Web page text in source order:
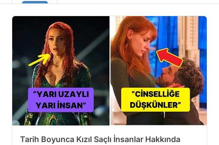
Tarih Boyunca Kızıl Saçlı İnsanlar Hakkında